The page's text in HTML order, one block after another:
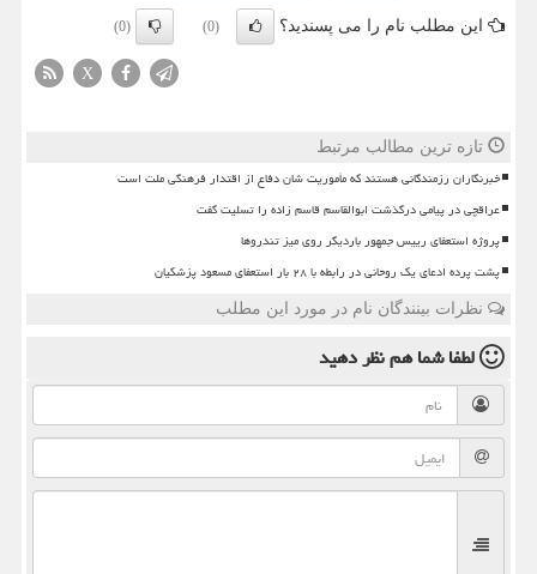
این مطلب نام را می پسندید؟ (0)
(0)
X
تازه ترین مطالب مرتبط
خبرنگاران رزمندگانی هستند که مأموریت شان دفاع از اقتدار فرهنگی ملت است
عراقچی در پیامی درگذشت ابوالقاسم قاسم زاده را تسلیت گفت
پروژه استعفای رییس جمهور باردیگر روی میز تندروها
پشت پرده ادعای یک روحانی در رابطه با ۲۸ بار استعفای مسعود پزشکیان
نظرات بینندگان نام در مورد این مطلب
لطفا شما همنظر دهید